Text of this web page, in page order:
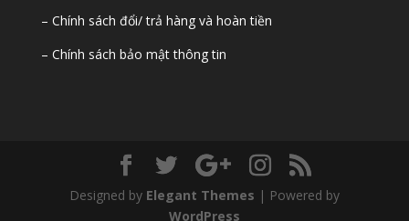
– Chính sách đổi/ trả hàng và hoàn tiền
– Chính sách bảo mật thông tin
Designed by Elegant Themes | Powered by
WordPress